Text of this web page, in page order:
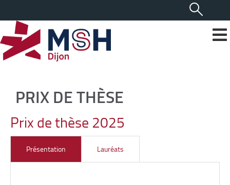
PRIX DE THÈSE
Prix de thèse 2025
Présentation Lauréats